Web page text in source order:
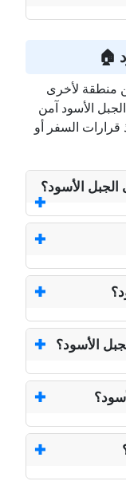
🏠
منطقة لأخرى
الأسود آمن
السفر أو
الجبل الأسود؟
الأسود؟